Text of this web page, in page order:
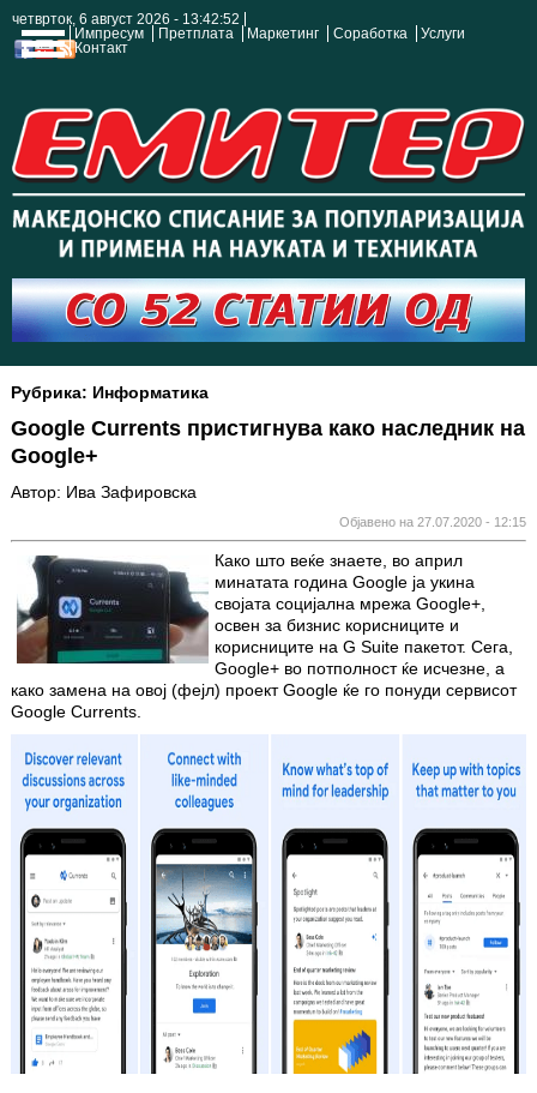
четврток, 6 август 2026 - 13:42:52
Импресум
Претплата Маркетинг Соработка
Услуги
Контакт
Рубрика: Информатика
Google Currents пристигнува како наследник на
Google+
Автор: Ива Зафировска
Објавено на 27.07.2020 - 12:15
Како што веќе знаете, во април
минатата година Google ја укина
својата социјална мрежа Google+,
освен за бизнис корисниците и
корисниците на G Suite пакетот. Сега,
Google+ во потполност ќе исчезне, а
како замена на овој (фејл) проект Google ќе го понуди сервисот
Google Currents.